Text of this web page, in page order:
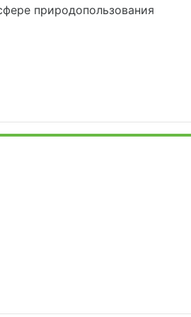
природопользования